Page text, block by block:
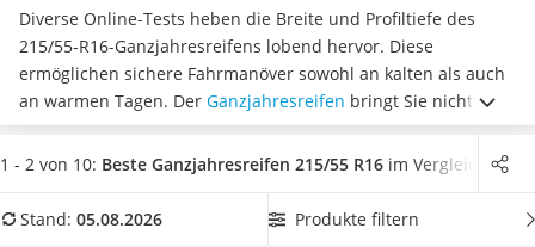
AGM-Batterie Wohnmobil
Thule-Fahrradträger
FM-Transmitter
Sommerreifen 205/55 R16
Autobatterie-Ladegerät
Alkoholtester
Diesel-Additiv
Diverse Online-Tests heben die Breite und Profiltiefe des
215/55-R16-Ganzjahresreifens lobend hervor. Diese
ermöglichen sichere Fahrmanöver sowohl an kalten als auch
an warmen Tagen. Der Ganzjahresreifen bringt Sie nicht nur
sicher an Ihr gewünschtes Ziel, sondern erspart Ihnen auch
den halbjährlichen Reifenwechsel. Wählen Sie jetzt aus
mit guter Nasshaftung
, damit Sie auch bei schlechten
1 - 2 von 10: Beste Ganzjahresreifen 215/55 R16 im Vergleich
Stand: 05.08.2026 Produkte filtern